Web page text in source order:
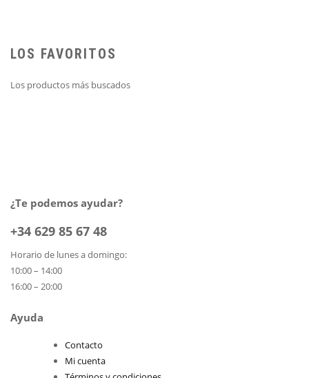
LOS FAVORITOS
Los productos más buscados
¿Te podemos ayudar?
+34 629 85 67 48
Horario de lunes a domingo:
10:00 – 14:00
16:00 – 20:00
Ayuda
Contacto
Mi cuenta